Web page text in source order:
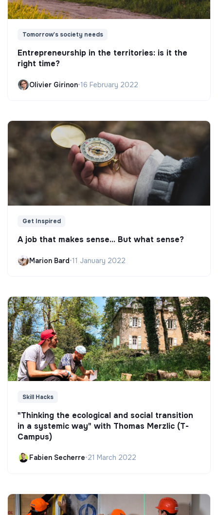
Tomorrow's society needs
Entrepreneurship in the territories: is it the
right time?
Olivier Girinon•16 February 2022
Get Inspired
A job that makes sense... But what sense?
Marion Bard•11 January 2022
Skill Hacks
"Thinking the ecological and social transition
in a systemic way" with Thomas Merzlic (T-
Campus)
Fabien Secherre•21 March 2022